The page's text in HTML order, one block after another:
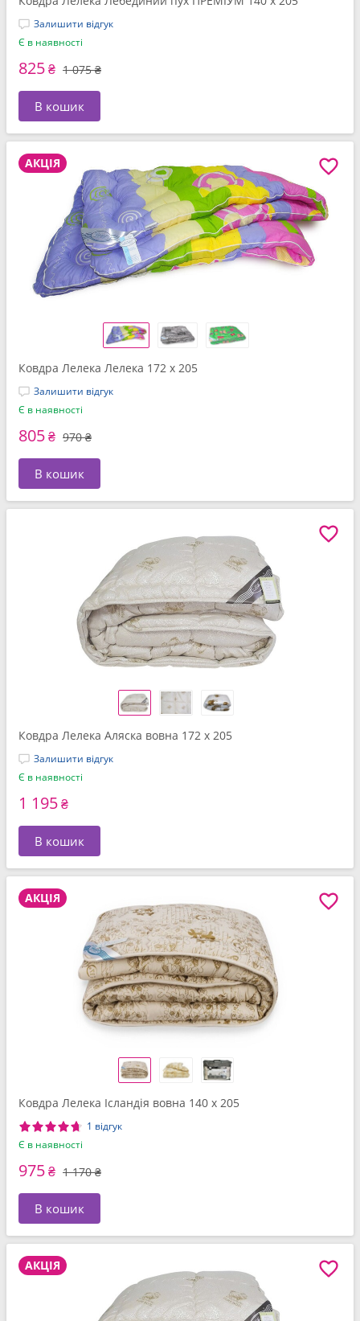
Залишити відгук
Є в наявності
825₴ 1 075 ₴
В кошик
АКЦІЯ
Ковдра Лелека Лелека 172 x 205
Залишити відгук
Є в наявності
805₴ 970 ₴
В кошик
Ковдра Лелека Аляска вовна 172 x 205
Залишити відгук
Є в наявності
1 195₴
В кошик
АКЦІЯ
Ковдра Лелека Ісландія вовна 140 x 205
1 відгук
Є в наявності
975₴ 1 170 ₴
В кошик
АКЦІЯ